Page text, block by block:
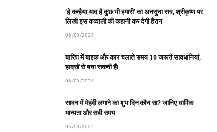
‘हे कन्हैया याद है कुछ भी हमारी’ का अनसुना सच, श्रीकृष्ण पर
लिखी इस कव्वाली की कहानी कर देगी हैरान
06/08/2026
बारिश में बाइक और कार चलाते समय 10 जरूरी सावधानियां,
हादसों से बचा सकती हैं!
06/08/2026
सावन में मेहंदी लगाने का शुभ दिन कौन सा? जानिए धार्मिक
मान्यता और सही समय
06/08/2026